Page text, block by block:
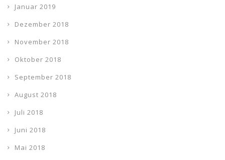
Januar 2019
Dezember 2018
November 2018
Oktober 2018
September 2018
August 2018
Juli 2018
Juni 2018
Mai 2018